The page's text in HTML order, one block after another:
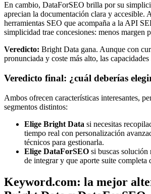
En cambio, DataForSEO brilla por su
aprecian la documentación clara y accesible.
herramientas SEO que acompaña a la API
simplicidad trae concesiones: menos margen
Veredicto: Bright Data gana. Aunque con
pronunciada y coste más alto, las
Veredicto final: ¿cuál deberías
Ambos ofrecen características interesantes,
segmentos distintos:
Elige Bright Data si necesitas
tiempo real con personalización
técnicos para gestionarla.
Elige DataForSEO si buscas
de integrar y que aporte suite completa
Keyword.com: la mejor